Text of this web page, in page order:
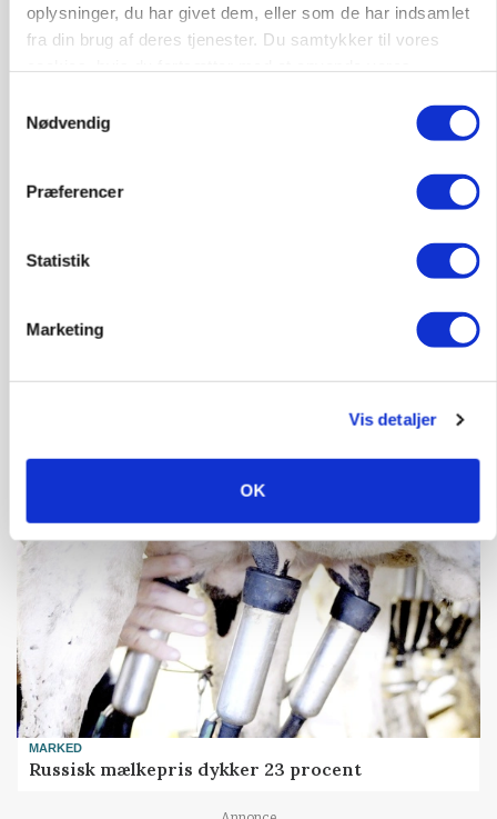
oplysninger, du har givet dem, eller som de har indsamlet
fra din brug af deres tjenester. Du samtykker til vores
Nødvendig
Præferencer
Statistik
Marketing
Vis detaljer
OK
store besparelser
MARKED
Russisk mælkepris dykker 23 procent